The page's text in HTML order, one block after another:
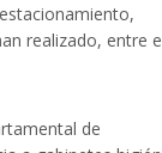
realizado, entre
de